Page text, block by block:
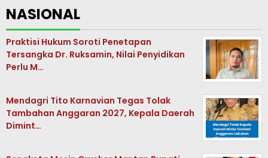
NASIONAL
Praktisi Hukum Soroti Penetapan
Tersangka Dr. Ruksamin, Nilai Penyidikan
Perlu M…
Mendagri Tito Karnavian Tegas Tolak
Tambahan Anggaran 2027, Kepala Daerah
Dimint…